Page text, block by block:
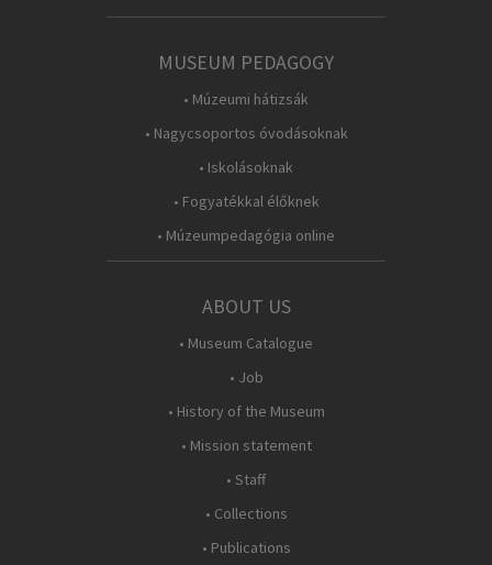
MUSEUM PEDAGOGY
• Múzeumi hátizsák
• Nagycsoportos óvodásoknak
• Iskolásoknak
• Fogyatékkal élőknek
• Múzeumpedagógia online
ABOUT US
• Museum Catalogue
• Job
• History of the Museum
• Mission statement
• Staff
• Collections
• Publications